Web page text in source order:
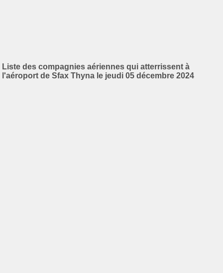
Liste des compagnies aériennes qui atterrissent à
l'aéroport de Sfax Thyna le jeudi 05 décembre 2024